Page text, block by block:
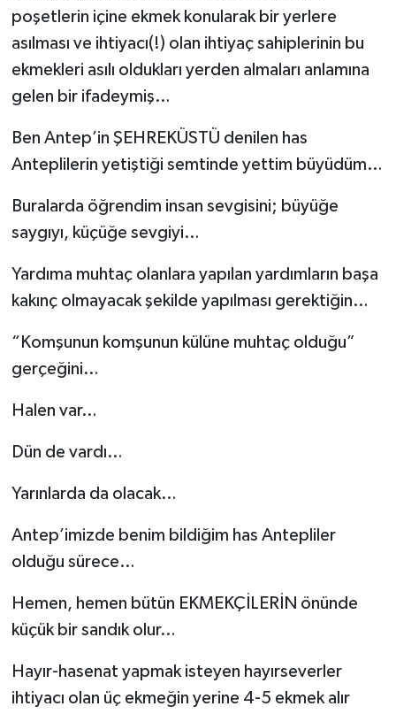
poşetlerin içine ekmek konularak bir yerlere
asılması ve ihtiyacı(!) olan ihtiyaç sahiplerinin bu
ekmekleri asılı oldukları yerden almaları anlamına
gelen bir ifadeymiş…
Ben Antep’in ŞEHREKÜSTÜ denilen has
Anteplilerin yetiştiği semtinde yettim büyüdüm…
Buralarda öğrendim insan sevgisini; büyüğe
saygıyı, küçüğe sevgiyi…
Yardıma muhtaç olanlara yapılan yardımların başa
kakınç olmayacak şekilde yapılması gerektiğin…
“Komşunun komşunun külüne muhtaç olduğu”
gerçeğini…
Halen var…
Dün de vardı…
Yarınlarda da olacak…
Antep’imizde benim bildiğim has Antepliler
olduğu sürece…
Hemen, hemen bütün EKMEKÇİLERİN önünde
küçük bir sandık olur…
Hayır-hasenat yapmak isteyen hayırseverler
ihtiyacı olan üç ekmeğin yerine 4-5 ekmek alır
Sinemalar
Teknoloji
Türkiye
Yaşam
Yeme-İçme